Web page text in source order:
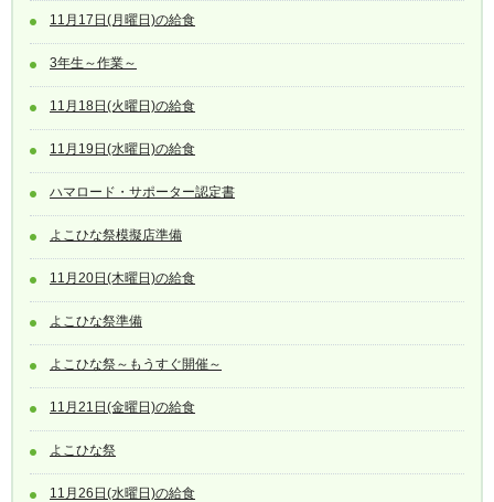
11月17日(月曜日)の給食
3年生～作業～
11月18日(火曜日)の給食
11月19日(水曜日)の給食
ハマロード・サポーター認定書
よこひな祭模擬店準備
11月20日(木曜日)の給食
よこひな祭準備
よこひな祭～もうすぐ開催～
11月21日(金曜日)の給食
よこひな祭
11月26日(水曜日)の給食